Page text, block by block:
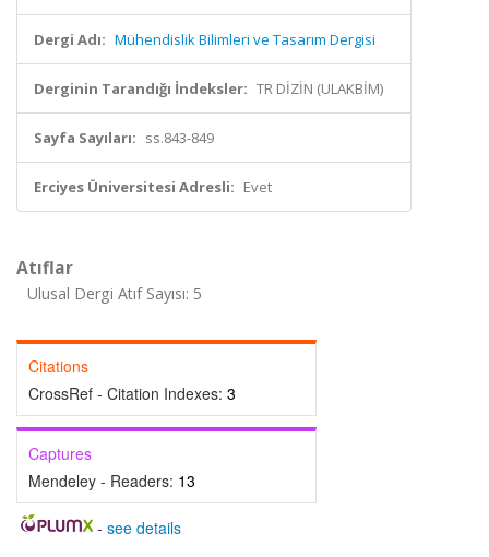
Dergi Adı: Mühendislik Bilimleri ve Tasarım Dergisi
Derginin Tarandığı İndeksler: TR DİZİN (ULAKBİM)
Sayfa Sayıları: ss.843-849
Erciyes Üniversitesi Adresli: Evet
Atıflar
Ulusal Dergi Atıf Sayısı: 5
Citations
CrossRef - Citation Indexes: 3
Captures
Mendeley - Readers: 13
- see details